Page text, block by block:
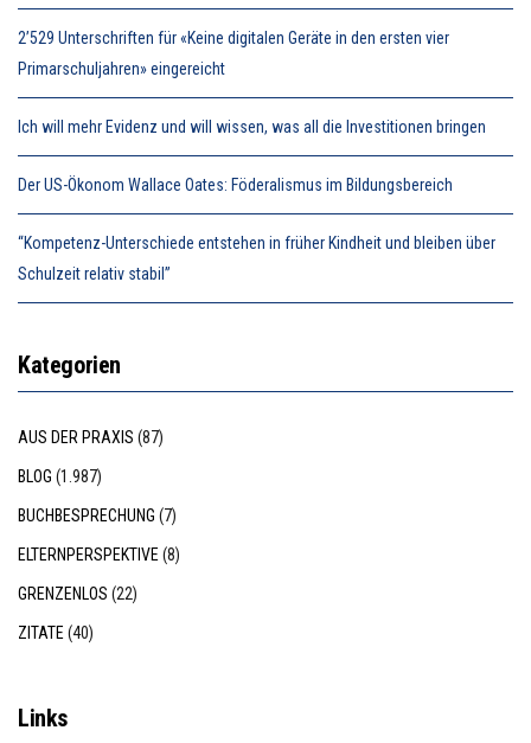
2’529 Unterschriften für «Keine digitalen Geräte in den ersten vier
Primarschuljahren» eingereicht
Ich will mehr Evidenz und will wissen, was all die Investitionen bringen
Der US-Ökonom Wallace Oates: Föderalismus im Bildungsbereich
“Kompetenz-Unterschiede entstehen in früher Kindheit und bleiben über
Schulzeit relativ stabil”
Kategorien
AUS DER PRAXIS (87)
BLOG (1.987)
BUCHBESPRECHUNG (7)
ELTERNPERSPEKTIVE (8)
GRENZENLOS (22)
ZITATE (40)
Links